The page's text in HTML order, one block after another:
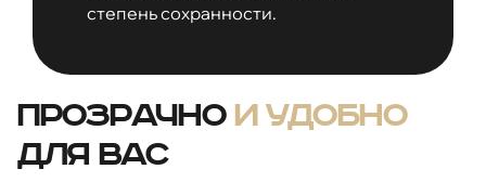
степень сохранности.
Прозрачно и удобно
для вас